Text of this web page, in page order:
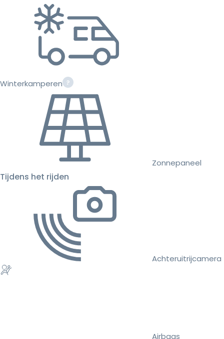
Winterkamperen
Zonnepaneel
Tijdens het rijden
Achteruitrijcamera
Airbags